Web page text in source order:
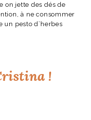
on jette des dés de
à ne consommer
un pesto d’herbes
!